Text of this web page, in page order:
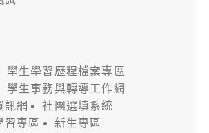
學生學習歷程檔案專區
學生事務與轉導工作網
訊網
社團選填系統
習專區
新生專區